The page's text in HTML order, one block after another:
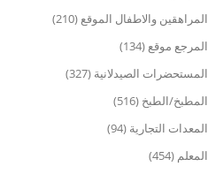
المراهقين والاطفال الموقع (210)
المرجع موقع (134)
المستحضرات الصيدلانية (327)
المطبخ/الطبخ (516)
المعدات التجارية (94)
المعلم (454)